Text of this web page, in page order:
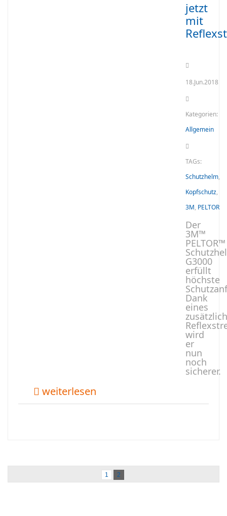
jetzt
mit
18.Jun.2018
Kategorien:
Allgemein
TAGs:
Schutzhelm,
Kopfschutz,
3M, PELTOR
Der
3M™
PELTOR™
G3000
erfüllt
höchste
Dank
eines
wird
er
nun
noch
sicherer.
weiterlesen
1 2